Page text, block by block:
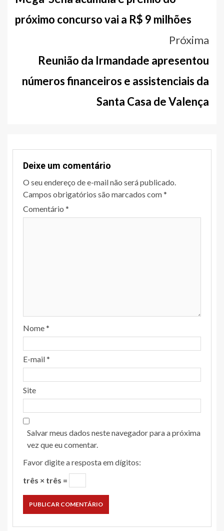
notícias
próximo concurso vai a R$ 9 milhões
Próxima
Reunião da Irmandade apresentou
números financeiros e assistenciais da
Santa Casa de Valença
Deixe um comentário
O seu endereço de e-mail não será publicado.
Campos obrigatórios são marcados com*
Comentário *
Nome*
E-mail*
Site
Salvar meus dados neste navegador para a próxima
vez que eu comentar.
Favor digite a resposta em dígitos:
três × três =